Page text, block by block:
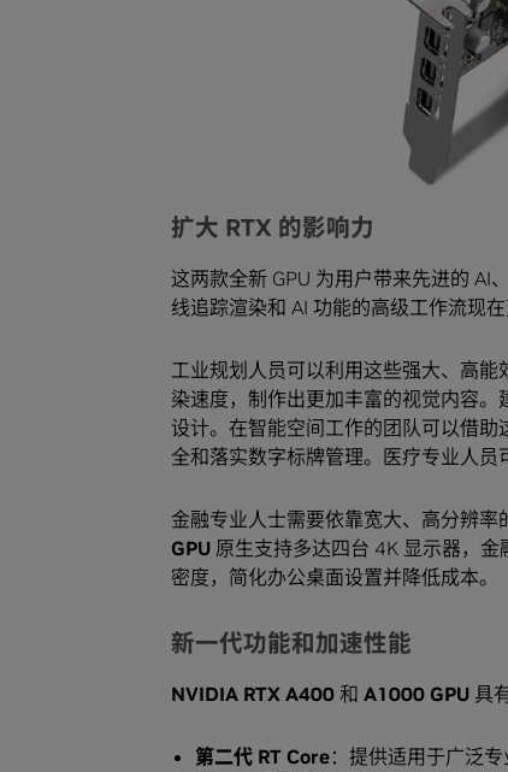
扩大 RTX 的影响力
这两款全新 GPU 为用户带来先进的 AI
线追踪渲染和 AI 功能的高级工作流现
工业规划人员可以利用这些强大、高
染速度，制作出更加丰富的视觉内容
设计。在智能空间工作的团队可以借助
全和落实数字标牌管理。医疗专业人员
金融专业人士需要依靠宽大、高分辨率
GPU 原生支持多达四台 4K 显示器，
密度，简化办公桌面设置并降低成本。
新一代功能和加速性能
NVIDIA RTX A400 和 A1000 GPU 具
第二代 RT Core：提供适用于广泛